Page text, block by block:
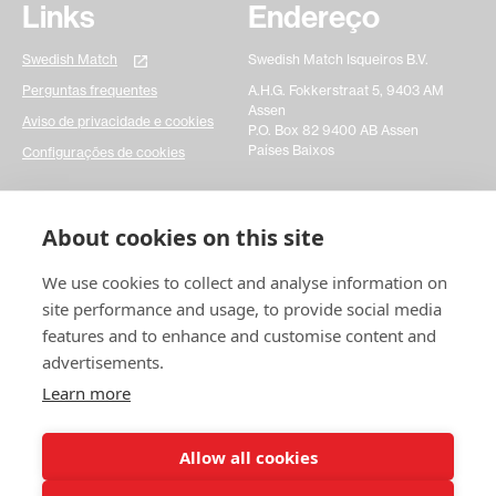
About cookies on this site
We use cookies to collect and analyse information on
site performance and usage, to provide social media
features and to enhance and customise content and
advertisements.
Learn more
Allow all cookies
Links
Swedish Match
Perguntas frequentes
Aviso de privacidade e cookies
Configurações de cookies
Endereço
Swedish Match Isqueiros B.V.
A.H.G. Fokkerstraat 5, 9403 AM
Assen
P.O. Box 82 9400 AB Assen
Países Baixos
informe-nos sobre suas dúvidas. Isso realmente nos
ajudaria a agir mais rapidamente em qualquer
questão que você possa ter. Muito obrigado!
Entre em contato